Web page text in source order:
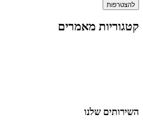
להצטרפות
קטגוריות מאמרים
השירותים שלנו